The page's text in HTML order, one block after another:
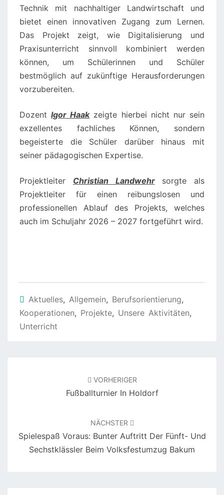
Technik mit nachhaltiger Landwirtschaft und
bietet einen innovativen Zugang zum Lernen.
Das Projekt zeigt, wie Digitalisierung und
Praxisunterricht sinnvoll kombiniert werden
können, um Schülerinnen und Schüler
bestmöglich auf zukünftige Herausforderungen
vorzubereiten.
DozentIgor Haakzeigte hierbei nicht nur sein
exzellentes fachliches Können, sondern
begeisterte die Schüler darüber hinaus mit
seiner pädagogischen Expertise.
Projektleiter Christian Landwehrsorgte als
Projektleiter für einen reibungslosen und
professionellen Ablauf des Projekts, welches
auch im Schuljahr 2026 – 2027 fortgeführt wird.
Aktuelles, Allgemein, Berufsorientierung,
Kooperationen, Projekte, Unsere Aktivitäten,
Unterricht
VORHERIGER
Fußballturnier In Holdorf
NÄCHSTER
Spielespaß Voraus: Bunter Auftritt Der Fünft- Und
Sechstklässler Beim Volksfestumzug Bakum